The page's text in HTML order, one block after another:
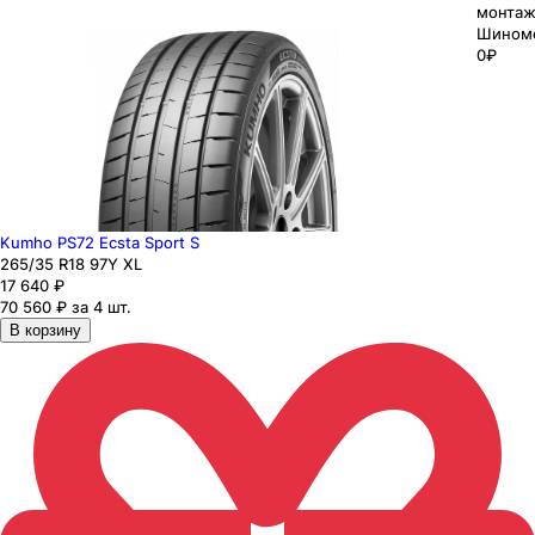
0₽
Kumho PS72 Ecsta Sport S
265/35 R18 97Y XL
17 640 ₽
70 560 ₽ за 4 шт.
В корзину